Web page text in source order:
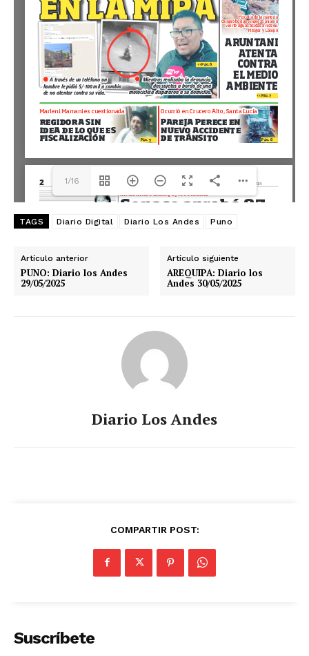
1/16
TAGS Diario Digital Diario Los Andes Puno
Artículo anterior
PUNO: Diario los Andes
29/05/2025
Artículo siguiente
AREQUIPA: Diario los
Andes 30/05/2025
Diario Los Andes
COMPARTIR POST:
Suscríbete